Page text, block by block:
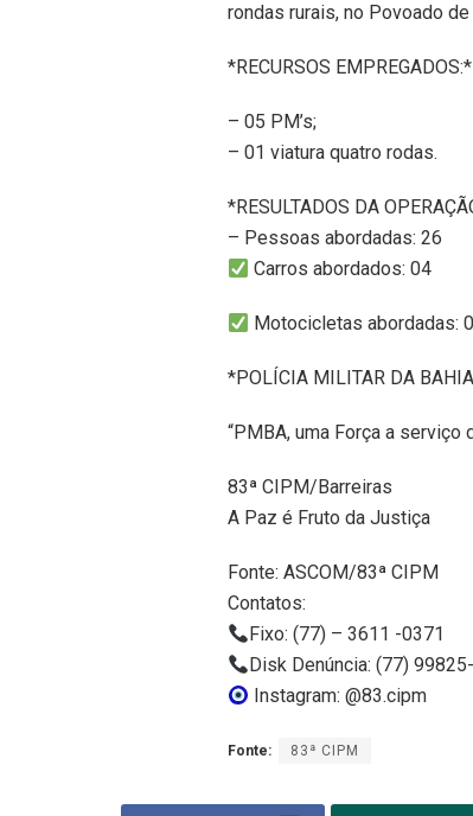
rondas rurais, no Povoado
*RECURSOS EMPREGADOS:*
– 05 PM’s;
– 01 viatura quatro rodas.
*RESULTADOS DA
– Pessoas abordadas: 26
Carros abordados: 04
Motocicletas abordadas:
*POLÍCIA MILITAR DA
“PMBA, uma Força a serviço
83ª CIPM/Barreiras
A Paz é Fruto da Justiça
Fonte: ASCOM/83ª CIPM
Contatos:
Fixo: (77) – 3611 -0371
Disk Denúncia: (77)
Instagram: @83.cipm
Fonte: 83ª CIPM